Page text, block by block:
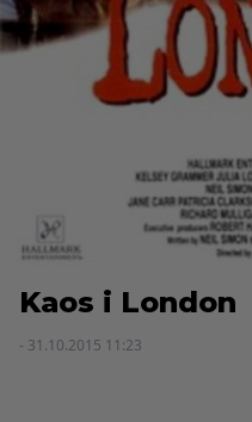
Kaos i London
- 31.10.2015 11:23